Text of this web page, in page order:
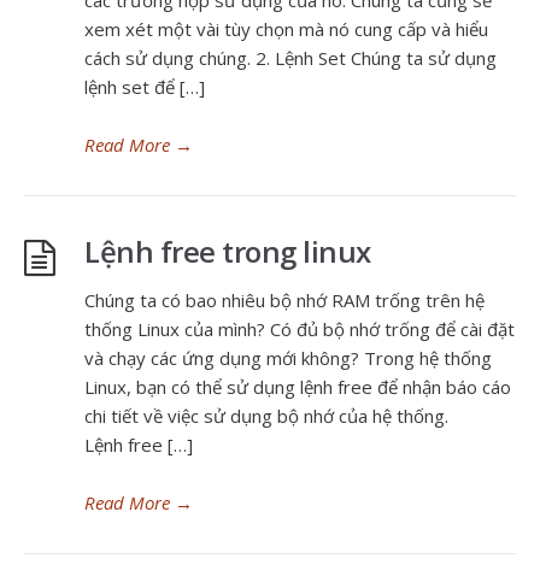
xem xét một vài tùy chọn mà nó cung cấp và hiểu
cách sử dụng chúng. 2. Lệnh Set Chúng ta sử dụng
lệnh set để […]
Read More →
Lệnh free trong linux
Chúng ta có bao nhiêu bộ nhớ RAM trống trên hệ
thống Linux của mình? Có đủ bộ nhớ trống để cài đặt
và chạy các ứng dụng mới không? Trong hệ thống
Linux, bạn có thể sử dụng lệnh free để nhận báo cáo
chi tiết về việc sử dụng bộ nhớ của hệ thống.
Lệnh free […]
Read More →